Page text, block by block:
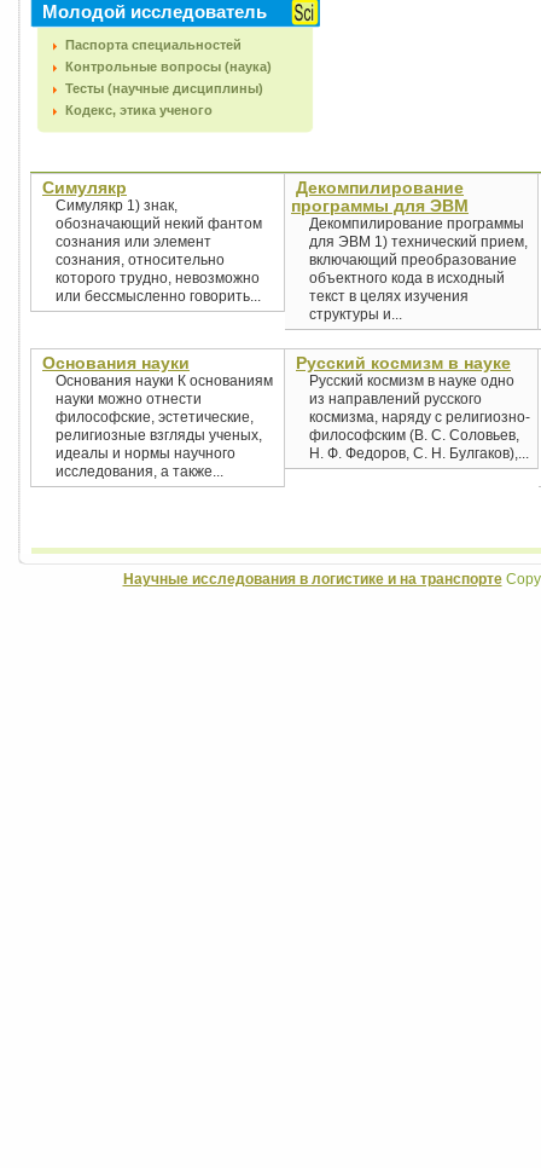
Молодой исследователь
Паспорта специальностей
Контрольные вопросы (наука)
Тесты (научные дисциплины)
Кодекс, этика ученого
Симулякр
Симулякр 1) знак,
обозначающий некий фантом
сознания или элемент
сознания, относительно
которого трудно, невозможно
или бессмысленно говорить...
Декомпилирование
программы для ЭВМ
Декомпилирование программы
для ЭВМ 1) технический прием,
включающий преобразование
объектного кода в исходный
текст в целях изучения
структуры и...
Основания науки
Основания науки К основаниям
науки можно отнести
философские, эстетические,
религиозные взгляды ученых,
идеалы и нормы научного
исследования, а также...
Русский космизм в науке
Русский космизм в науке одно
из направлений русского
космизма, наряду с религиозно-
философским (В. С. Соловьев,
Н. Ф. Федоров, С. Н. Булгаков),...
Научные исследования в логистике и на транспорте